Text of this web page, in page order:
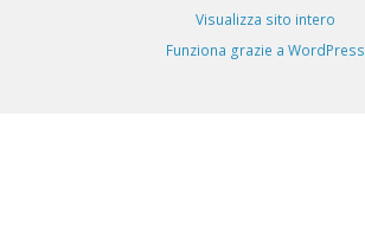
Visualizza sito intero
Funziona grazie a WordPress